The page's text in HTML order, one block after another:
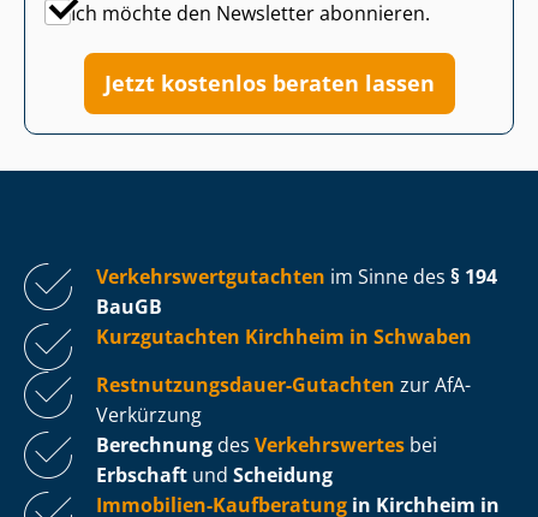
Ich möchte den Newsletter abonnieren.
Jetzt kostenlos beraten lassen
Ver­kehrs­wert­gut­ach­ten im Sinne des § 194
BauGB
Kurzgutachten Kirchheim in Schwaben
Rest­nut­zungs­dau­er-Gutachten zur AfA-
Verkürzung
Berechnung des Verkehrswertes bei
Erbschaft und Scheidung
Immobilien-Kaufberatung in Kirchheim in